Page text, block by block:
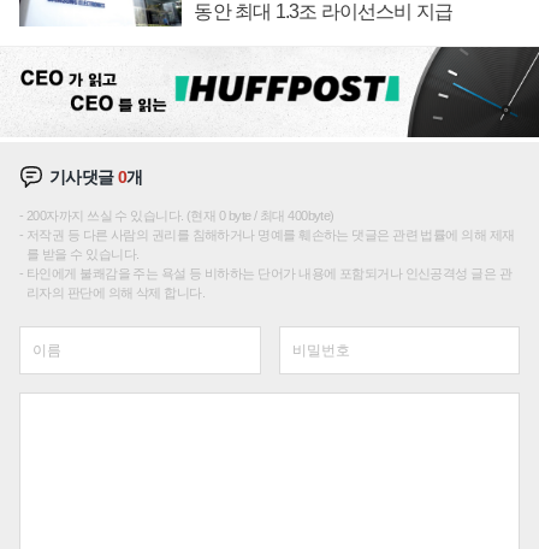
동안 최대 1.3조 라이선스비 지급
기사댓글0개
200자까지 쓰실 수 있습니다. (현재 0 byte / 최대 400byte)
저작권 등 다른 사람의 권리를 침해하거나 명예를 훼손하는 댓글은 관련 법률에 의해 제재
를 받을 수 있습니다.
타인에게 불쾌감을 주는 욕설 등 비하하는 단어가 내용에 포함되거나 인신공격성 글은 관
리자의 판단에 의해 삭제 합니다.